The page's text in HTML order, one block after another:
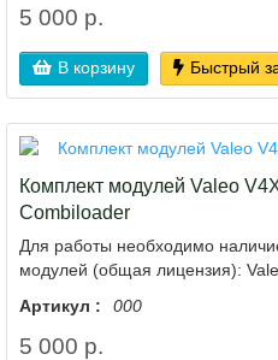
5 000 р.
В корзину Быстрый
Комплект модулей Valeo
Combiloader
Для работы необходимо
модулей (общая лицензия):
Артикул :
000
5 000 р.